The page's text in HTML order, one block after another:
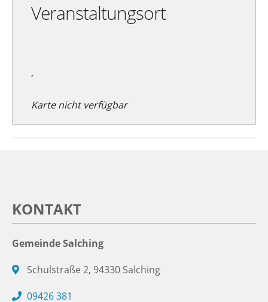
Veranstaltungsort
,
Karte nicht verfügbar
KONTAKT
Gemeinde Salching
Schulstraße 2, 94330 Salching
09426 381